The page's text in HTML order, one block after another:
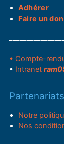
Adhérer
Faire un don
• Compte-
• Intranet
Partenariats
Notre
Nos